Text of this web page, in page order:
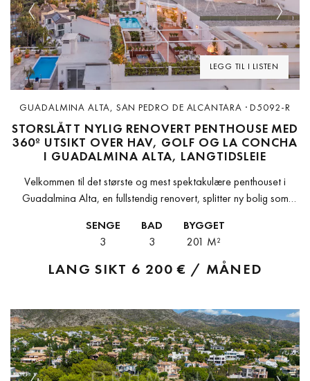
LEGG TIL I LISTEN
Previous Next
GUADALMINA ALTA, SAN PEDRO DE ALCANTARA · D5092-R
STORSLÅTT NYLIG RENOVERT PENTHOUSE MED
360º UTSIKT OVER HAV, GOLF OG LA CONCHA
I GUADALMINA ALTA, LANGTIDSLEIE
Velkommen til det største og mest spektakulære penthouset i
Guadalmina Alta, en fullstendig renovert, splitter ny bolig som
innebærer.Høyt oppe i det...
SENGE
3
BAD
3
BYGGET
201 M²
LANG SIKT 6 200 € / MÅNED